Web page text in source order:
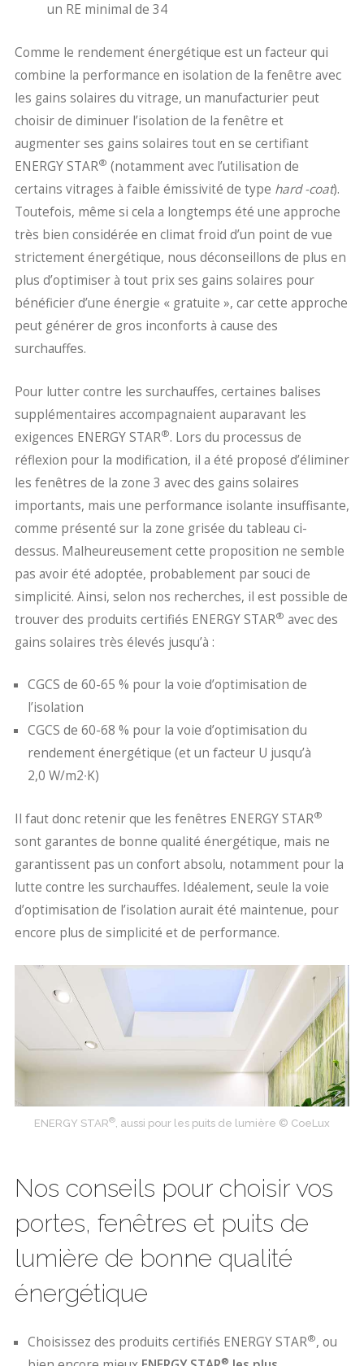
un RE minimal de 34
Comme le rendement énergétique est un facteur qui
combine la performance en isolation de la fenêtre avec
les gains solaires du vitrage, un manufacturier peut
choisir de diminuer l’isolation de la fenêtre et
augmenter ses gains solaires tout en se certifiant
ENERGY STAR® (notamment avec l’utilisation de
certains vitrages à faible émissivité de type hard -coat).
Toutefois, même si cela a longtemps été une approche
très bien considérée en climat froid d’un point de vue
strictement énergétique, nous déconseillons de plus en
plus d’optimiser à tout prix ses gains solaires pour
bénéficier d’une énergie « gratuite », car cette approche
peut générer de gros inconforts à cause des
surchauffes.
Pour lutter contre les surchauffes, certaines balises
supplémentaires accompagnaient auparavant les
exigences ENERGY STAR®. Lors du processus de
réflexion pour la modification, il a été proposé d’éliminer
les fenêtres de la zone 3 avec des gains solaires
importants, mais une performance isolante insuffisante,
comme présenté sur la zone grisée du tableau ci-
dessus. Malheureusement cette proposition ne semble
pas avoir été adoptée, probablement par souci de
simplicité. Ainsi, selon nos recherches, il est possible de
trouver des produits certifiés ENERGY STAR® avec des
gains solaires très élevés jusqu’à :
CGCS de 60-65 % pour la voie d’optimisation de
l’isolation
CGCS de 60-68 % pour la voie d’optimisation du
rendement énergétique (et un facteur U jusqu’à
2,0 W/m2∙K)
Il faut donc retenir que les fenêtres ENERGY STAR®
sont garantes de bonne qualité énergétique, mais ne
garantissent pas un confort absolu, notamment pour la
lutte contre les surchauffes. Idéalement, seule la voie
d’optimisation de l’isolation aurait été maintenue, pour
encore plus de simplicité et de performance.
ENERGY STAR® , aussi pour les puits de lumière © CoeLux
Nos conseils pour choisir vos
portes, fenêtres et puits de
lumière de bonne qualité
énergétique
Choisissez des produits certifiés ENERGY STAR®, ou
®